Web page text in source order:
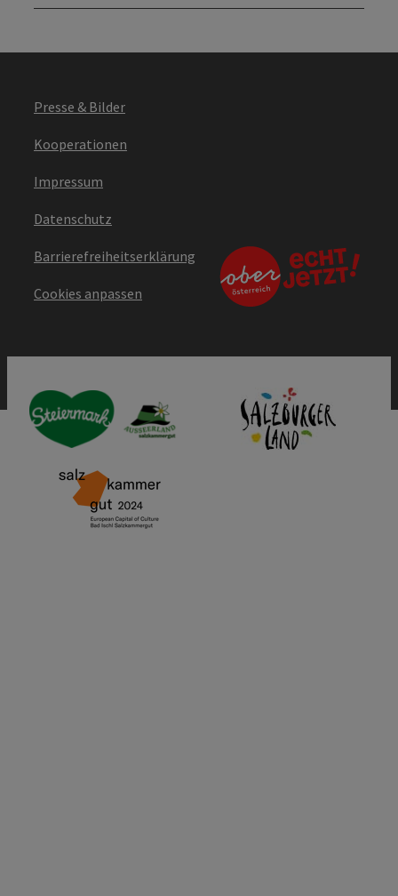
Presse & Bilder
Kooperationen
Impressum
Datenschutz
Barrierefreiheitserklärung
Cookies anpassen